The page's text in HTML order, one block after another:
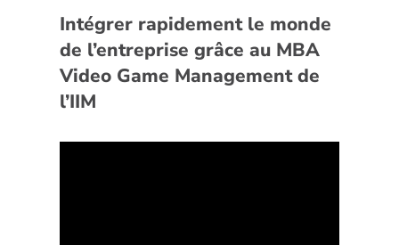
Intégrer rapidement le monde
de l’entreprise grâce au MBA
Video Game Management de
l’IIM